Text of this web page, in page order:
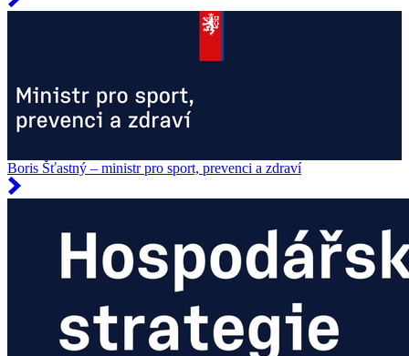
Boris Šťastný – ministr pro sport, prevenci a zdraví